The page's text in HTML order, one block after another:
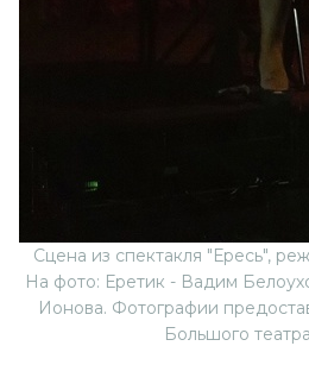
Сцена из спектакля "Ересь",
На фото: Еретик - Вадим
Ионова. Фотографии
Большого